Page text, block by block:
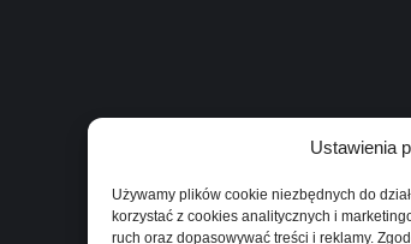
Ustawienia
Używamy plików cookie niezbędnych do
korzystać z cookies analitycznych i
ruch oraz dopasowywać treści i reklamy.